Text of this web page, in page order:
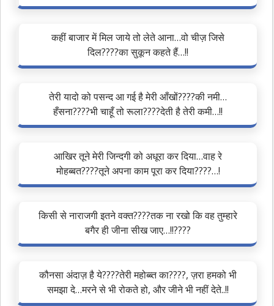
कहीं बाजार में मिल जाये तो लेते आना…वो चीज़ जिसे
दिल????का सुकून कहते हैं…!!
तेरी यादो को पसन्द आ गई है मेरी आँखों????की नमी…
हँसना????भी चाहूँ तो रूला????देती है तेरी कमी…!!
आखिर तूने मेरी जिन्दगी को अधूरा कर दिया…वाह रे
मोहब्बत????तूने अपना काम पूरा कर दिया????…!
किसी से नाराजगी इतने वक्त????️तक ना रखो कि वह तुम्हारे
बगैर ही जीना सीख जाए…!!????
कौनसा अंदाज़ है ये????तेरी महोब्ब्त का????, ज़रा हमको भी
समझा दे…मरने से भी रोकते हो, और जीने भी नहीं देते..!!